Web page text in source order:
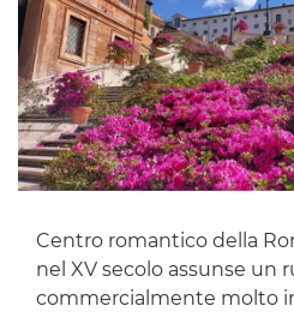
Centro romantico della
nel XV secolo assunse un
commercialmente molto